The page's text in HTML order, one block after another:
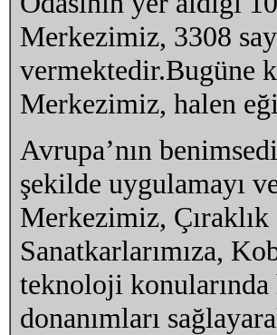
Merkezimiz, 3308
vermektedir.Bugüne
Merkezimiz, halen
Avrupa’nın
şekilde uygulamayı
Merkezimiz,
Sanatkarlarımıza,
teknoloji
donanımları